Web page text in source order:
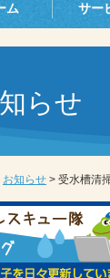
ム サー
らせ
お知らせ > 受水槽清